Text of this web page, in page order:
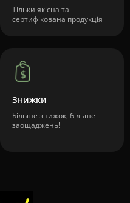
Тільки якісна та
сертифікована продукція
Знижки
Більше знижок, більше
заощаджень!